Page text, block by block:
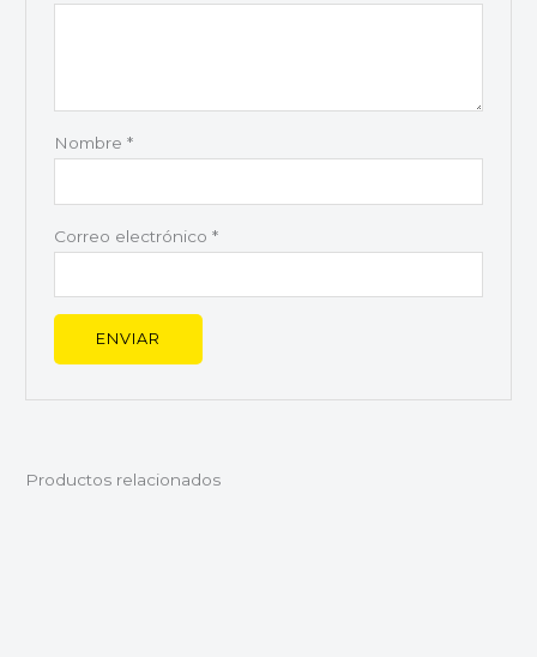
Nombre *
Correo electrónico *
Productos relacionados